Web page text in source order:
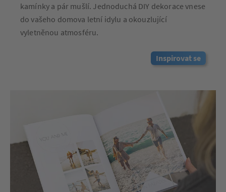
kamínky a pár mušlí. Jednoduchá DIY dekorace vnese
do vašeho domova letní idylu a okouzlující
vyletněnou atmosféru.
Inspirovat se